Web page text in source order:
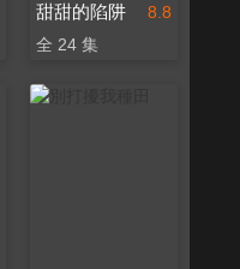
8.8
甜甜的陷阱
全 24 集